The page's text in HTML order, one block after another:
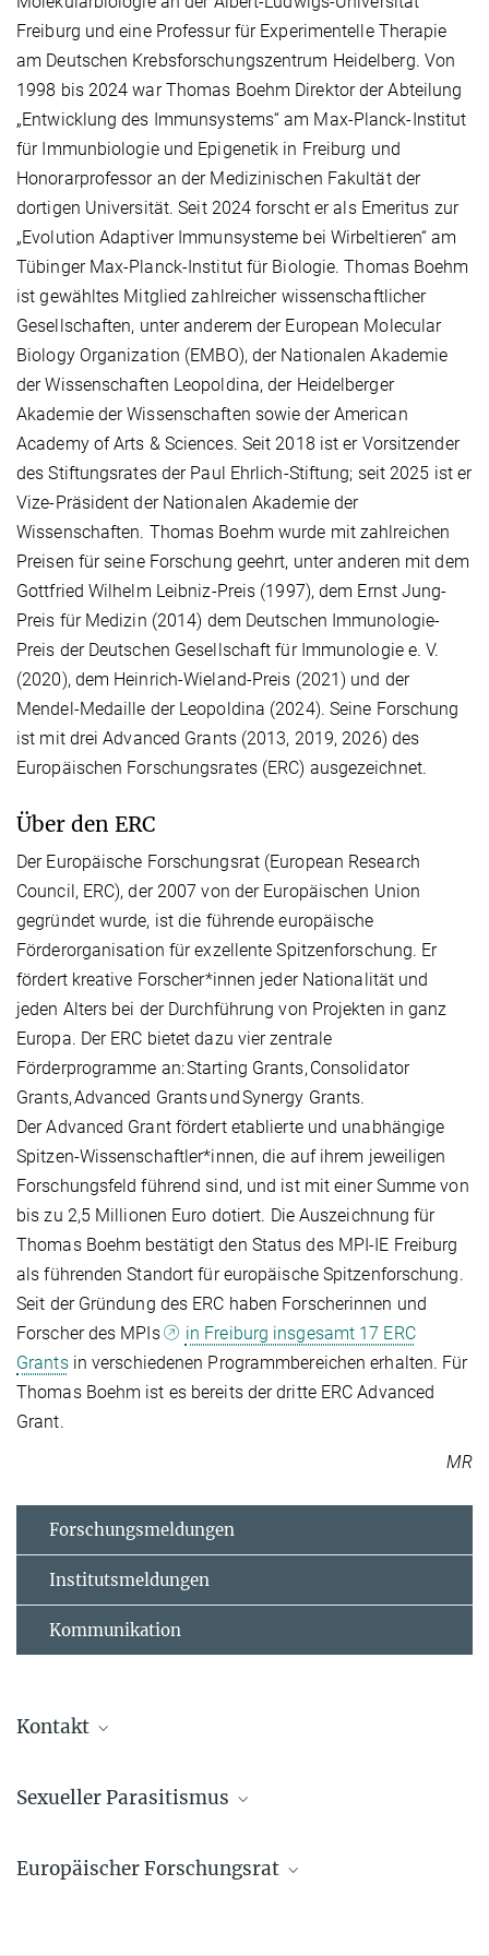
Freiburg und eine Professur für Experimentelle Therapie
am Deutschen Krebsforschungszentrum Heidelberg. Von
1998 bis 2024 war Thomas Boehm Direktor der Abteilung
„Entwicklung des Immunsystems“ am Max-Planck-Institut
für Immunbiologie und Epigenetik in Freiburg und
Honorarprofessor an der Medizinischen Fakultät der
dortigen Universität. Seit 2024 forscht er als Emeritus zur
„Evolution Adaptiver Immunsysteme bei Wirbeltieren“ am
Tübinger Max-Planck-Institut für Biologie. Thomas Boehm
ist gewähltes Mitglied zahlreicher wissenschaftlicher
Gesellschaften, unter anderem der European Molecular
Biology Organization (EMBO), der Nationalen Akademie
der Wissenschaften Leopoldina, der Heidelberger
Akademie der Wissenschaften sowie der American
Academy of Arts & Sciences. Seit 2018 ist er Vorsitzender
des Stiftungsrates der Paul Ehrlich-Stiftung; seit 2025 ist er
Vize-Präsident der Nationalen Akademie der
Wissenschaften. Thomas Boehm wurde mit zahlreichen
Preisen für seine Forschung geehrt, unter anderen mit dem
Gottfried Wilhelm Leibniz-Preis (1997), dem Ernst Jung-
Preis für Medizin (2014) dem Deutschen Immunologie-
Preis der Deutschen Gesellschaft für Immunologie e. V.
(2020), dem Heinrich-Wieland-Preis (2021) und der
Mendel-Medaille der Leopoldina (2024). Seine Forschung
ist mit drei Advanced Grants (2013, 2019, 2026) des
Europäischen Forschungsrates (ERC) ausgezeichnet.
Über den ERC
Der Europäische Forschungsrat (European Research
Council, ERC), der 2007 von der Europäischen Union
gegründet wurde, ist die führende europäische
Förderorganisation für exzellente Spitzenforschung. Er
fördert kreative Forscher*innen jeder Nationalität und
jeden Alters bei der Durchführung von Projekten in ganz
Europa. Der ERC bietet dazu vier zentrale
Förderprogramme an: Starting Grants, Consolidator
Grants, Advanced Grants und Synergy Grants.
Der Advanced Grant fördert etablierte und unabhängige
Spitzen-Wissenschaftler*innen, die auf ihrem jeweiligen
Forschungsfeld führend sind, und ist mit einer Summe von
bis zu 2,5 Millionen Euro dotiert. Die Auszeichnung für
Thomas Boehm bestätigt den Status des MPI-IE Freiburg
als führenden Standort für europäische Spitzenforschung.
Seit der Gründung des ERC haben Forscherinnen und
Forscher des MPIs
in Freiburg insgesamt 17 ERC
Grantsin verschiedenen Programmbereichen erhalten. Für
Thomas Boehm ist es bereits der dritte ERC Advanced
Grant.
MR
Forschungsmeldungen
Institutsmeldungen
Kommunikation
Kontakt
Presse- und Öffentlichkeitsarbeit | Public
+49 761 5108-368
rockoff@ie-freiburg.mpg.de
Sexueller Parasitismus
Europäischer Forschungsrat